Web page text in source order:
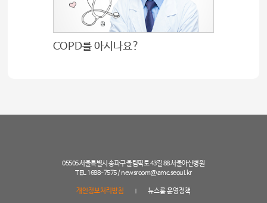
COPD를 아시나요?
05505 서울특별시 송파구 올림픽로 43길 88 서울아산병원
TEL 1688-7575 /newsroom@amc.seoul.kr
개인정보처리방침 뉴스룸 운영정책